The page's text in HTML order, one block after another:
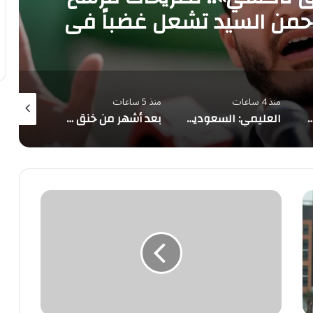
السيد تشعل غضباً في
مصر
احتفاءً بـ«اتفاقية مكة للدفاع المشترك»
منذ 4 ساعات
العليمي: السعودية شريك لا غنى عنه.. والتحالف البحري بقيادتها ركيزة أمن المنطقة
منذ 5 ساعات
بعد أشهر من خنق «حسابات التجميع».. إكس تهدم «مشاركة الأرباح» وتبني نظام دخل المبدعين الجديد على الأصالة
منذ 5 ساعات
الدولتان